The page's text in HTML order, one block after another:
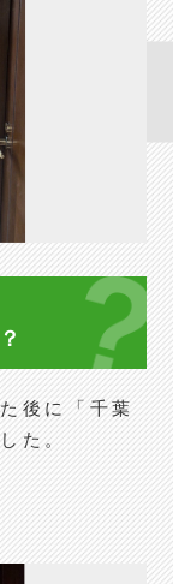
後に「千葉
た。